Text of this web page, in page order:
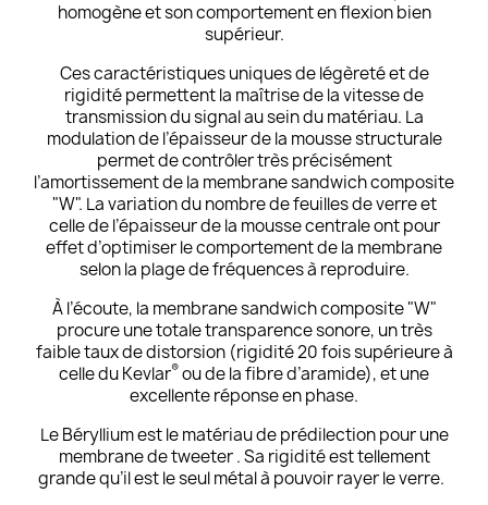
homogène et son comportement en flexion bien
supérieur.
Ces caractéristiques uniques de légèreté et de
rigidité permettent la maîtrise de la vitesse de
transmission du signal au sein du matériau. La
modulation de l’épaisseur de la mousse structurale
permet de contrôler très précisément
l’amortissement de la membrane sandwich composite
"W". La variation du nombre de feuilles de verre et
celle de l’épaisseur de la mousse centrale ont pour
effet d’optimiser le comportement de la membrane
selon la plage de fréquences à reproduire.
À l’écoute, la membrane sandwich composite "W"
procure une totale transparence sonore, un très
faible taux de distorsion (rigidité 20 fois supérieure à
celle du Kevlar®ou de la fibre d’aramide), et une
excellente réponse en phase.
Le Béryllium est le matériau de prédilection pour une
membrane de tweeter . Sa rigidité est tellement
grande qu’il est le seul métal à pouvoir rayer le verre.